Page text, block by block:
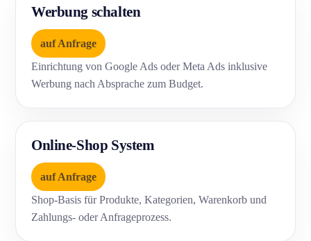
Werbung schalten
auf Anfrage
Einrichtung von Google Ads oder Meta Ads inklusive
Werbung nach Absprache zum Budget.
Online-Shop System
auf Anfrage
Shop-Basis für Produkte, Kategorien, Warenkorb und
Zahlungs- oder Anfrageprozess.